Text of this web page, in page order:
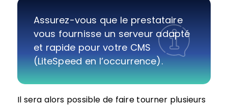
Assurez-vous que le prestataire
vous fournisse un serveur adapté
et rapide pour votre CMS
(LiteSpeed en l’occurrence).
Il sera alors possible de faire tourner plusieurs